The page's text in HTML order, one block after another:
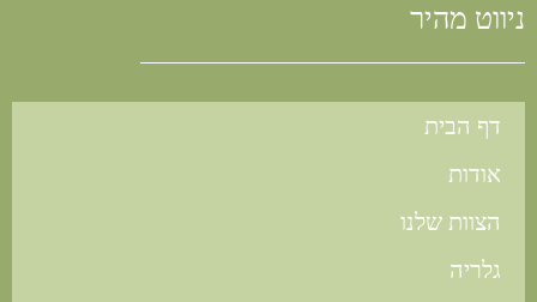
ניווט מהיר
דף הבית
אודות
הצוות שלנו
גלריה